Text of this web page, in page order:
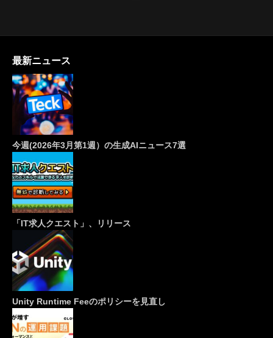
最新ニュース
今週(2026年3月第1週）の生成AIニュース7選
「IT求人クエスト」、リリース
Unity Runtime Feeのポリシーを見直し